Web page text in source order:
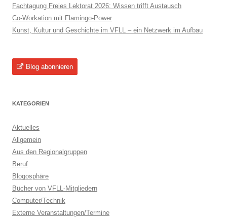
Fachtagung Freies Lektorat 2026: Wissen trifft Austausch
Co-Workation mit Flamingo-Power
Kunst, Kultur und Geschichte im VFLL – ein Netzwerk im Aufbau
Blog abonnieren
KATEGORIEN
Aktuelles
Allgemein
Aus den Regionalgruppen
Beruf
Blogosphäre
Bücher von VFLL-Mitgliedern
Computer/Technik
Externe Veranstaltungen/Termine